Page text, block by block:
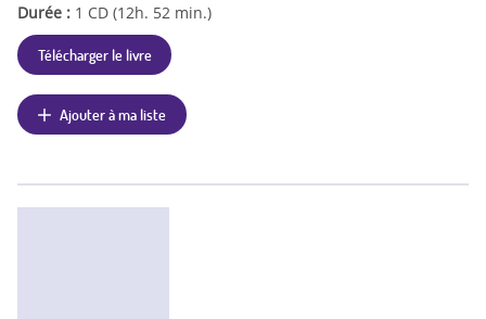
Durée : 1 CD (12h. 52 min.)
Télécharger le livre
Ajouter à ma liste